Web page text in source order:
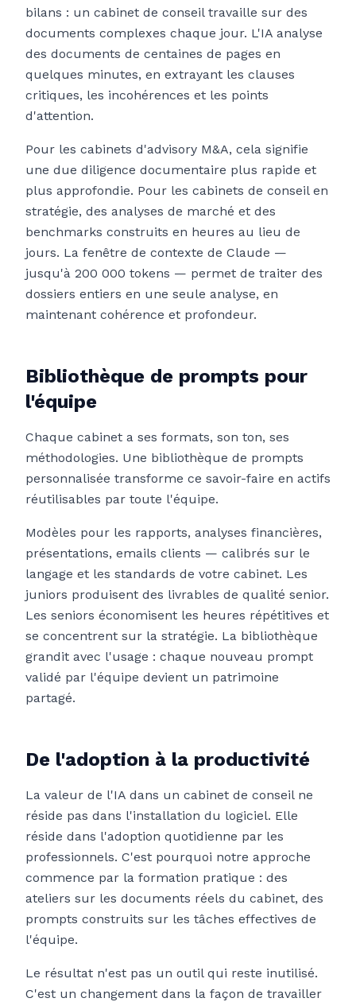
bilans : un cabinet de conseil travaille sur des
documents complexes chaque jour. L'IA analyse
des documents de centaines de pages en
quelques minutes, en extrayant les clauses
critiques, les incohérences et les points
d'attention.
Pour les cabinets d'advisory M&A, cela signifie
une due diligence documentaire plus rapide et
plus approfondie. Pour les cabinets de conseil en
stratégie, des analyses de marché et des
benchmarks construits en heures au lieu de
jours. La fenêtre de contexte de Claude —
jusqu'à 200 000 tokens — permet de traiter des
dossiers entiers en une seule analyse, en
maintenant cohérence et profondeur.
Bibliothèque de prompts pour
l'équipe
Chaque cabinet a ses formats, son ton, ses
méthodologies. Une bibliothèque de prompts
personnalisée transforme ce savoir-faire en actifs
réutilisables par toute l'équipe.
Modèles pour les rapports, analyses financières,
présentations, emails clients — calibrés sur le
langage et les standards de votre cabinet. Les
juniors produisent des livrables de qualité senior.
Les seniors économisent les heures répétitives et
se concentrent sur la stratégie. La bibliothèque
grandit avec l'usage : chaque nouveau prompt
validé par l'équipe devient un patrimoine
partagé.
De l'adoption à la productivité
La valeur de l'IA dans un cabinet de conseil ne
réside pas dans l'installation du logiciel. Elle
réside dans l'adoption quotidienne par les
professionnels. C'est pourquoi notre approche
commence par la formation pratique : des
ateliers sur les documents réels du cabinet, des
prompts construits sur les tâches effectives de
l'équipe.
Le résultat n'est pas un outil qui reste inutilisé.
C'est un changement dans la façon de travailler